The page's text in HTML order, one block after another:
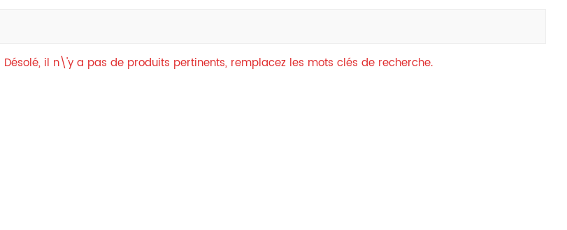
Désolé, il n\'y a pas de produits pertinents, remplacez les mots clés de recherche.